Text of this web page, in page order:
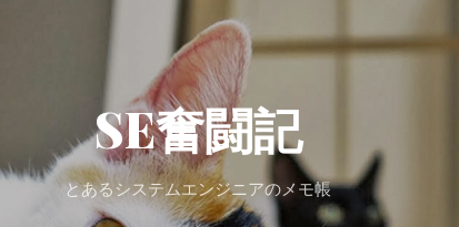
スキップしてメイン コンテンツに移動
SE奮闘記
とあるシステムエンジニアのメモ帳